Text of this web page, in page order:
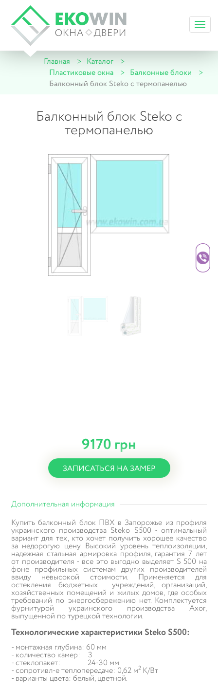
Главная
Каталог
Пластиковые окна
Балконные блоки
Балконный блок Steko с термопанелью
Балконный блок Steko с
термопанелью
9170 грн
ЗАПИСАТЬСЯ НА ЗАМЕР
Дополнительная информация
Купить балконный блок ПВХ в Запорожье из профиля
украинского производства Steko S500 - оптимальный
вариант для тех, кто хочет получить хорошее качество
за недорогую цену. Высокий уровень теплоизоляции,
надежная стальная армировка профиля, гарантия 7 лет
от производителя - все это выгодно выделяет S 500 на
фоне профильных системам других производителей
ввиду невысокой стоимости. Применяется для
остекления бюджетных учреждений, организаций,
хозяйственных помещений и жилых домов, где особых
требований по энергосбережению нет. Комплектуется
фурнитурой украинского производства Axor,
выпущенной по турецкой технологии.
Технологические характеристики Steko S500:
- монтажная глубина: 60 мм
- количество камер: 3
- стеклопакет: 24-30 мм
- сопротивл-е теплопередаче: 0,62 м2 К/Вт
- варианты цвета: белый, цветной.